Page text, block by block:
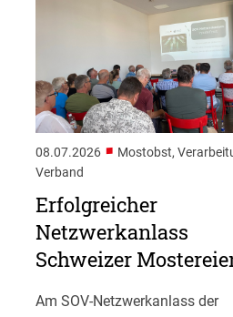
08.07.2026 ■ Mostobst,
Verband
Erfolgreicher
Netzwerkanlass
Schweizer
Am SOV-Netzwerkanlass der